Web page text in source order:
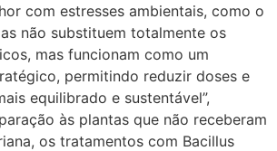
com estresses ambientais, como o
não substituem totalmente os
mas funcionam como um
permitindo reduzir doses e
equilibrado e sustentável”,
às plantas que não receberam
os tratamentos com Bacillus